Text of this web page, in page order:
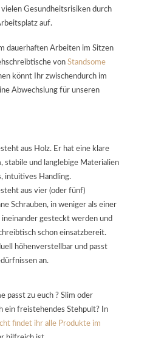
Gesundheitsrisiken durch
auf.
dauerhaften Arbeiten im Sitzen
von Standsome
könnt Ihr zwischendurch im
Abwechslung für unseren
aus Holz. Er hat eine klare
stabile und langlebige Materialien
intuitives Handling.
aus vier (oder fünf)
Schrauben, in weniger als einer
gesteckt werden und
schon einsatzbereit.
höhenverstellbar und passt
an.
passt zu euch ? Slim oder
ein freistehendes Stehpult? In
findet ihr alle Produkte im